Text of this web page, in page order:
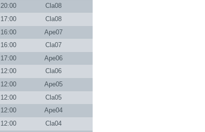
20:00
Cla08
17:00
Cla08
16:00
Ape07
16:00
Cla07
17:00
Ape06
12:00
Cla06
12:00
Ape05
12:00
Cla05
12:00
Ape04
12:00
Cla04